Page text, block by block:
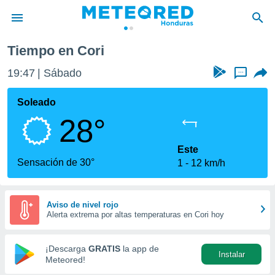
de
ha sido
calidad.
a este
las
y
forma
digital
basada
Tiempo en Cori
19:47 Sábado ...
Soleado
28°
Sensación de 30°
Este
1
12 km/h
Aviso de nivel rojo
Alerta extrema por altas temperaturas en Cori hoy
¡Descarga GRATIS la app de
Meteored!
Instalar